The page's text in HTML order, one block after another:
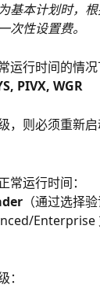
基本计划时，
次性设置费。
运行时间的情况
PIVX, WGR
，则必须重新启
常运行时间：
（通过选择
Enterprise